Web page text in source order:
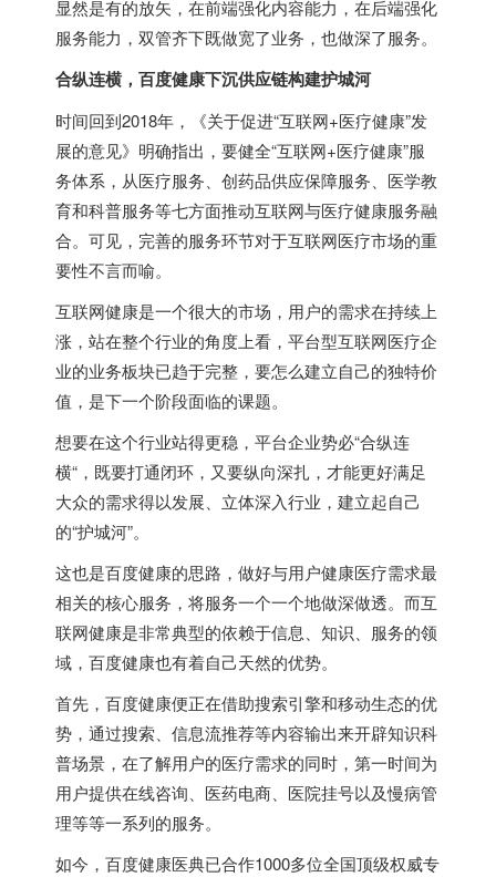
显然是有的放矢，在前端强化内容能力，在后端强化
服务能力，双管齐下既做宽了业务，也做深了服务。
合纵连横，百度健康下沉供应链构建护城河
时间回到2018年，《关于促进“互联网+医疗健康”发
展的意见》明确指出，要健全“互联网+医疗健康”服
务体系，从医疗服务、创药品供应保障服务、医学教
育和科普服务等七方面推动互联网与医疗健康服务融
合。可见，完善的服务环节对于互联网医疗市场的重
要性不言而喻。
互联网健康是一个很大的市场，用户的需求在持续上
涨，站在整个行业的角度上看，平台型互联网医疗企
业的业务板块已趋于完整，要怎么建立自己的独特价
值，是下一个阶段面临的课题。
想要在这个行业站得更稳，平台企业势必“合纵连
横“，既要打通闭环，又要纵向深扎，才能更好满足
大众的需求得以发展、立体深入行业，建立起自己
的“护城河”。
这也是百度健康的思路，做好与用户健康医疗需求最
相关的核心服务，将服务一个一个地做深做透。而互
联网健康是非常典型的依赖于信息、知识、服务的领
域，百度健康也有着自己天然的优势。
首先，百度健康便正在借助搜索引擎和移动生态的优
势，通过搜索、信息流推荐等内容输出来开辟知识科
普场景，在了解用户的医疗需求的同时，第一时间为
用户提供在线咨询、医药电商、医院挂号以及慢病管
理等等一系列的服务。
如今，百度健康医典已合作1000多位全国顶级权威专